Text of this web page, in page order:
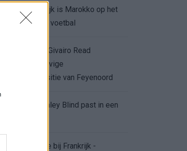
de Schilderswijk is Marokko op het
dan alleen voetbal
bod op Givairo Read
de stevige
van Feyenoord
van Daley Blind past in een
de arbitrage bij Frankrijk -